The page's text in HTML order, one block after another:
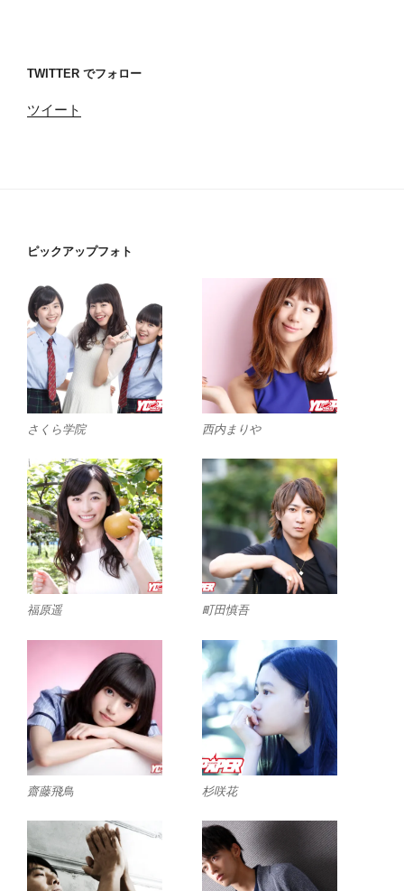
TWITTER でフォロー
ツイート
ピックアップフォト
さくら学院 西内まりや
福原遥 町田慎吾
齋藤飛鳥 杉咲花